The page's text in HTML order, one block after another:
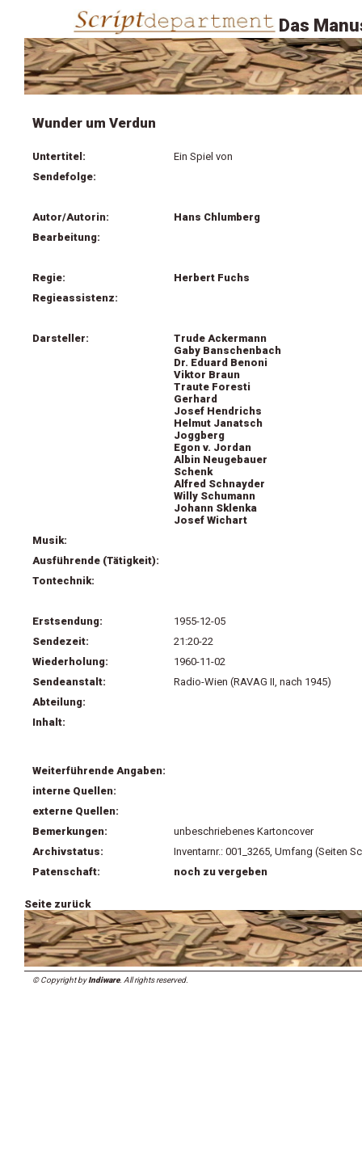
Das
Wunder um Verdun
Untertitel:
Ein Spiel von
Sendefolge:
Autor/Autorin:
Hans Chlumberg
Bearbeitung:
Regie:
Herbert Fuchs
Regieassistenz:
Darsteller:
Trude Ackermann
Gaby Banschenbach
Dr. Eduard Benoni
Viktor Braun
Traute Foresti
Gerhard
Josef Hendrichs
Helmut Janatsch
Joggberg
Egon v. Jordan
Albin Neugebauer
Schenk
Alfred Schnayder
Willy Schumann
Johann Sklenka
Josef Wichart
Musik:
Ausführende (Tätigkeit):
Tontechnik:
Erstsendung:
1955-12-05
Sendezeit:
21:20-22
Wiederholung:
1960-11-02
Sendeanstalt:
Radio-Wien (RAVAG II, nach 1945)
Abteilung:
Inhalt:
Weiterführende Angaben:
interne Quellen:
externe Quellen:
Bemerkungen:
unbeschriebenes Kartoncover
Archivstatus:
Inventarnr.: 001_3265, Umfang (Seiten
Patenschaft:
noch zu vergeben
Seite zurück
© Copyright byIndiware. All rights reserved.